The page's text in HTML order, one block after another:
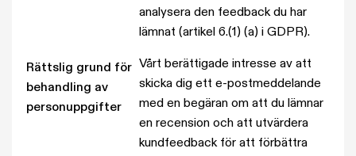
Rättslig grund för
behandling av
personuppgifter
analysera den feedback du har
lämnat (artikel 6.(1) (a) i GDPR).
Vårt berättigade intresse av att
skicka dig ett e-postmeddelande
med en begäran om att du lämnar
en recension och att utvärdera
kundfeedback för att förbättra